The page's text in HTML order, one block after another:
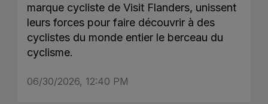
marque cycliste de Visit Flanders, unissent
leurs forces pour faire découvrir à des
cyclistes du monde entier le berceau du
cyclisme.
06/30/2026, 12:40 PM